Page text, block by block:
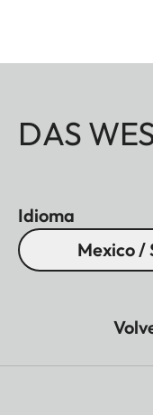
DAS
Idioma
Mexico /